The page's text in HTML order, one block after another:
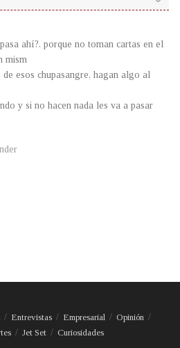
ahí?. porque no toman cartas en el
mism
esos chupasangre, hagan algo al
y si no hacen nada les va a pasar
Entrevistas Empresarial
Opinión
Jet Set Curiosidades